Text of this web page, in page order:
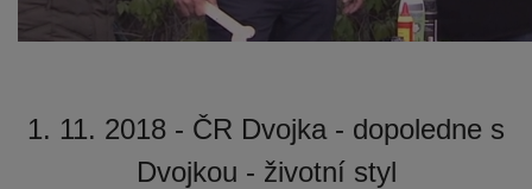
1. 11. 2018 - ČR Dvojka - dopoledne s
Dvojkou - životní styl